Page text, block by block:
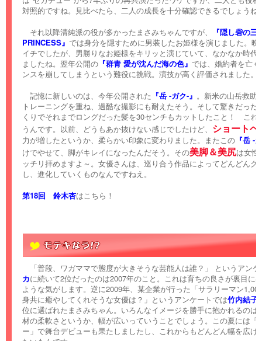
対照的ですね。見比べたら、二人の成長を十分確認できるでしょうね
それ以降清純派の役が多かったまさみちゃんですが、
『隠し砦の
PRINCESS』 では身分を隠すために男装したお姫様を演じました。
イチでしたが、男勝りなお姫様をキリッと演じていて、なかなか時代
ましたね。翌年公開の 『群青 愛が沈んだ海の色』 では、婚約者を亡
ンスを崩してしまうという難役に挑戦。演技が高く評価されました。
記憶に新しいのは、今年公開された 『岳 -ガク-』 。新米の山岳救助
トレーニングを重ね、過酷な撮影にも耐えたそう。そして驚きだった
くりでそれまでロングだった髪を30センチもカットしたこと！ これ
うんです。以前、どうもあか抜けない感じでしたけど、 ショートヘ
力が増したというか、柔らかい印象に変わりました。またこの 『岳 -
けでやせて、脚がキレイになったんだそう。その美脚＆美尻は女性
ッチリ拝めますよ～。女優さんは、巡り合う作品によってどんどんグ
し、進化していくものなんですねえ。
第18回 鈴木杏はこちら！
「普段、ワガママで態度が大きそうな芸能人は誰？」 というアン
カに続いて2位だったのは2007年のこと。これは育ちの良さが裏目に
ような気がします。逆に2009年、某企業が行った「サラリーマン
身共に癒やしてくれそうな女優は？」というアンケートでは竹内結子
位に選ばれたまさみちゃん。いろんなイメージを勝手に抱かれるのは
材の柔軟さというか、幅が広いっていうことでしょう。この夏には「
ー」で舞台デビューも果たしましたし、これからもどんどん幅を広げ